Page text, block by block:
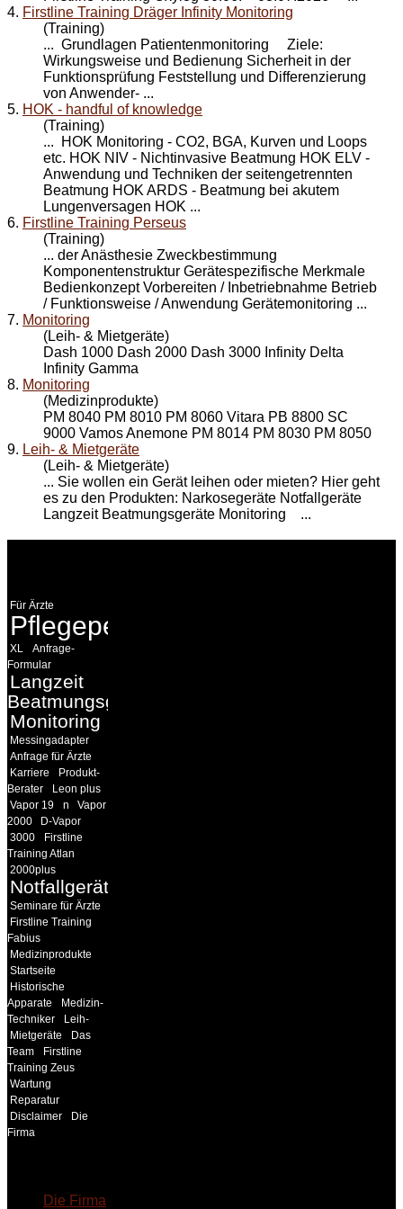
4. Firstline Training Dräger Infinity Monitoring
(Training)
... Grundlagen Patientenmonitoring Ziele:
Wirkungsweise und Bedienung Sicherheit in der
Funktionsprüfung Feststellung und Differenzierung
von Anwender- ...
5. HOK - handful of knowledge
(Training)
... HOK Monitoring - CO2, BGA, Kurven und Loops
etc. HOK NIV - Nichtinvasive Beatmung HOK ELV -
Anwendung und Techniken der seitengetrennten
Beatmung HOK ARDS - Beatmung bei akutem
Lungenversagen HOK ...
6. Firstline Training Perseus
(Training)
... der Anästhesie Zweckbestimmung
Komponentenstruktur Gerätespezifische Merkmale
Bedienkonzept Vorbereiten / Inbetriebnahme Betrieb
/ Funktionsweise / Anwendung Gerätemonitoring ...
7. Monitoring
(Leih- & Mietgeräte)
Dash 1000 Dash 2000 Dash 3000 Infinity Delta
Infinity Gamma
8. Monitoring
(Medizinprodukte)
PM 8040 PM 8010 PM 8060 Vitara PB 8800 SC
9000 Vamos Anemone PM 8014 PM 8030 PM 8050
9. Leih- & Mietgeräte
(Leih- & Mietgeräte)
... Sie wollen ein Gerät leihen oder mieten? Hier geht
es zu den Produkten: Narkosegeräte Notfallgeräte
Langzeit Beatmungsgeräte Monitoring ...
Für Ärzte
Pflegepersonal
XL
Anfrage-
Formular
Langzeit
Beatmungsgeräte
Monitoring
Messingadapter
Anfrage für Ärzte
Karriere
Produkt-
Berater
Leon plus
Vapor 19
n
Vapor
2000
D-Vapor
3000
Firstline
Training Atlan
2000plus
Notfallgeräte
Seminare für Ärzte
Firstline Training
Fabius
Medizinprodukte
Startseite
Historische
Apparate
Medizin-
Techniker
Leih-
Mietgeräte
Das
Team
Firstline
Training Zeus
Wartung
Reparatur
Disclaimer
Die
Firma
Die Firma